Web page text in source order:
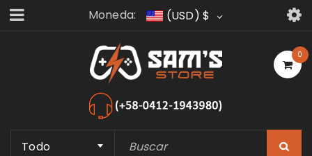
Moneda: (USD)$
0
Todo